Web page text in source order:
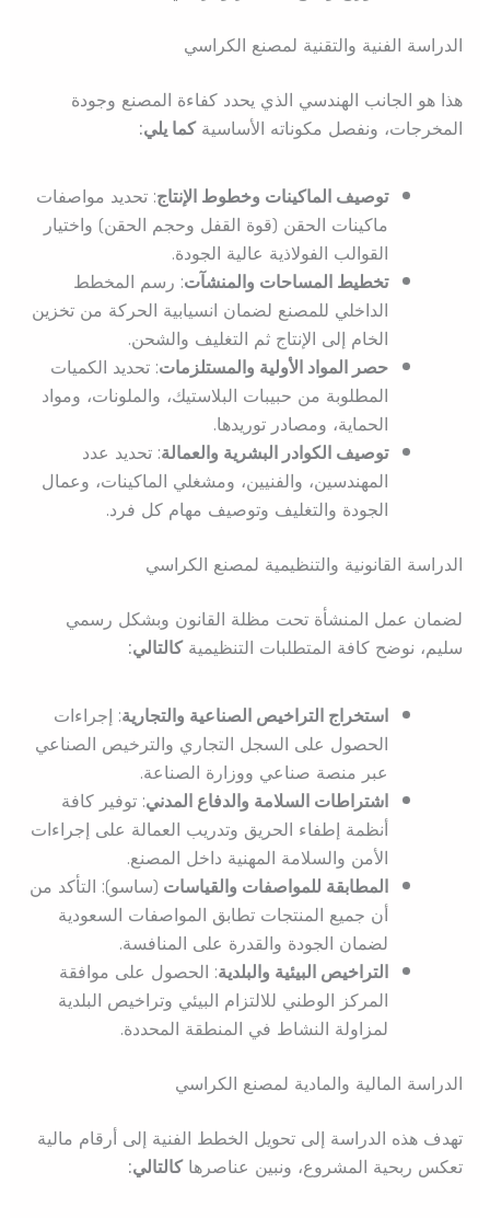
الدراسة الفنية والتقنية لمصنع الكراسي
هذا هو الجانب الهندسي الذي يحدد كفاءة المصنع وجودة
المخرجات، ونفصل مكوناته الأساسيةكما يلي:
توصيف الماكينات وخطوط الإنتاج: تحديد مواصفات
ماكينات الحقن (قوة القفل وحجم الحقن) واختيار
القوالب الفولاذية عالية الجودة.
تخطيط المساحات والمنشآت: رسم المخطط
الداخلي للمصنع لضمان انسيابية الحركة من تخزين
الخام إلى الإنتاج ثم التغليف والشحن.
حصر المواد الأولية والمستلزمات: تحديد الكميات
المطلوبة من حبيبات البلاستيك، والملونات، ومواد
الحماية، ومصادر توريدها.
توصيف الكوادر البشرية والعمالة: تحديد عدد
المهندسين، والفنيين، ومشغلي الماكينات، وعمال
الجودة والتغليف وتوصيف مهام كل فرد.
الدراسة القانونية والتنظيمية لمصنع الكراسي
لضمان عمل المنشأة تحت مظلة القانون وبشكل رسمي
سليم، نوضح كافة المتطلبات التنظيميةكالتالي:
استخراج التراخيص الصناعية والتجارية: إجراءات
الحصول على السجل التجاري والترخيص الصناعي
عبر منصة صناعي ووزارة الصناعة.
اشتراطات السلامة والدفاع المدني: توفير كافة
أنظمة إطفاء الحريق وتدريب العمالة على إجراءات
الأمن والسلامة المهنية داخل المصنع.
المطابقة للمواصفات والقياسات (ساسو): التأكد من
أن جميع المنتجات تطابق المواصفات السعودية
لضمان الجودة والقدرة على المنافسة.
التراخيص البيئية والبلدية: الحصول على موافقة
المركز الوطني للالتزام البيئي وتراخيص البلدية
لمزاولة النشاط في المنطقة المحددة.
الدراسة المالية والمادية لمصنع الكراسي
تهدف هذه الدراسة إلى تحويل الخطط الفنية إلى أرقام مالية
تعكس ربحية المشروع، ونبين عناصرهاكالتالي: